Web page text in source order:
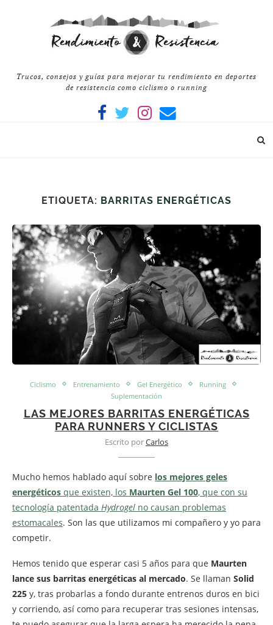
Trucos, consejos y guías para mejorar tu rendimiento en deportes
de resistencia como ciclismo o running
ETIQUETA: BARRITAS ENERGÉTICAS
Ciclismo Entrenamiento Gel Energético
Running
Suplementación
LAS MEJORES BARRITAS ENERGÉTICAS
PARA RUNNERS Y CICLISTAS
Escrito porCarlos
Mucho hemos hablado aquí sobre los mejores geles
energéticos que existen, los Maurten Gel 100, que con su
tecnología patentada Hydrogel no causan problemas
estomacales. Son las que utilizamos mi compañero y yo para
competir.
Hemos tenido que esperar casi 5 años para que Maurten
lance sus barritas energéticas al mercado. Se llaman Solid
225 y, tras probarlas a fondo durante entrenos duros en bici
y corriendo, así como para recuperar tras sesiones intensas,